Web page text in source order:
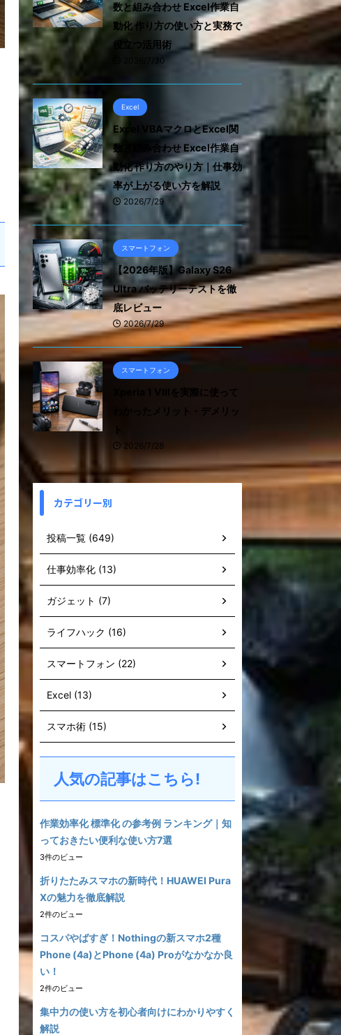
数と組み合わせ Excel作業自
動化 作り方の使い方と実務で
役立つ活用術
2026/7/30
Excel
Excel VBAマクロとExcel関
数と組み合わせ Excel作業自
動化 作り方のやり方｜仕事効
率が上がる使い方を解説
2026/7/29
スマートフォン
【2026年版】Galaxy S26
Ultra バッテリーテストを徹
底レビュー
2026/7/29
スマートフォン
Xperia 1 VIIIを実際に使って
わかったメリット・デメリッ
2026/7/28
カテゴリー別
投稿一覧 (649)
仕事効率化 (13)
ガジェット (7)
ライフハック (16)
スマートフォン (22)
Excel (13)
スマホ術 (15)
人気の記事はこちら!
作業効率化 標準化 の参考例 ランキング｜知
っておきたい便利な使い方7選
3件のビュー
折りたたみスマホの新時代！HUAWEI Pura
Xの魅力を徹底解説
2件のビュー
コスパやばすぎ！Nothingの新スマホ2種
Phone (4a)とPhone (4a) Proがなかなか良
い！
2件のビュー
集中力の使い方を初心者向けにわかりやすく
解説